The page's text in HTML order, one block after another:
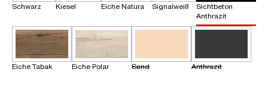
Schwarz Kiesel Eiche Natura Signalweiß
Sichtbeton
Anthrazit
Eiche Tabak Eiche Polar Sand Anthrazit